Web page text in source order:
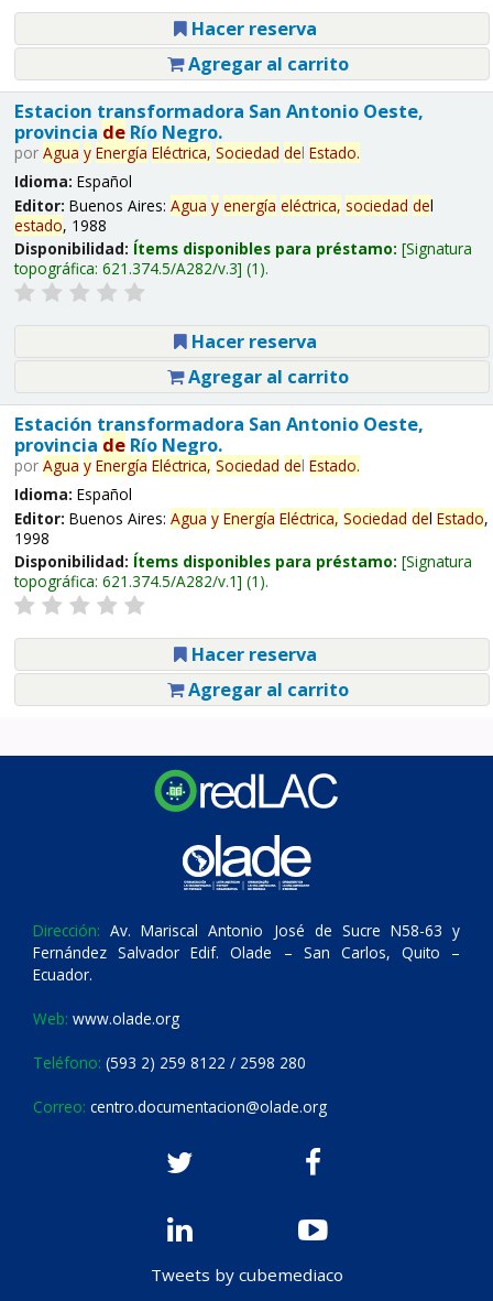
Hacer reserva
Agregar al carrito
Estacion transformadora San Antonio Oeste,
provincia deRío Negro.
por Agua y Energía Eléctrica, Sociedad del Estado.
Idioma: Español
Editor: Buenos Aires: Agua y energía eléctrica, sociedad del
estado, 1988
Disponibilidad: Ítems disponibles para préstamo: Signatura
topográfica: 621.374.5/A282/v.3 (1).
Hacer reserva
Agregar al carrito
Estación transformadora San Antonio Oeste,
provincia deRío Negro.
por Agua y Energía Eléctrica, Sociedad del Estado.
Idioma: Español
Editor: Buenos Aires: Agua y Energía Eléctrica, Sociedad del Estado,
1998
Disponibilidad: Ítems disponibles para préstamo: Signatura
topográfica: 621.374.5/A282/v.1 (1).
Hacer reserva
Agregar al carrito
Dirección: Av. Mariscal Antonio José de Sucre N58-63 y
Fernández Salvador Edif. Olade – San Carlos, Quito –
Ecuador.
Web: www.olade.org
Teléfono: (593 2) 259 8122 / 2598 280
Correo: centro.documentacion@olade.org
Tweets by cubemediaco